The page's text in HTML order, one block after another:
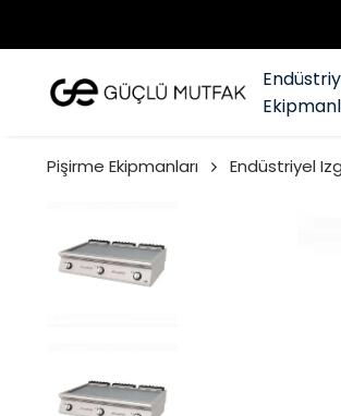
Pişirme Ekipmanları Endüstriyel